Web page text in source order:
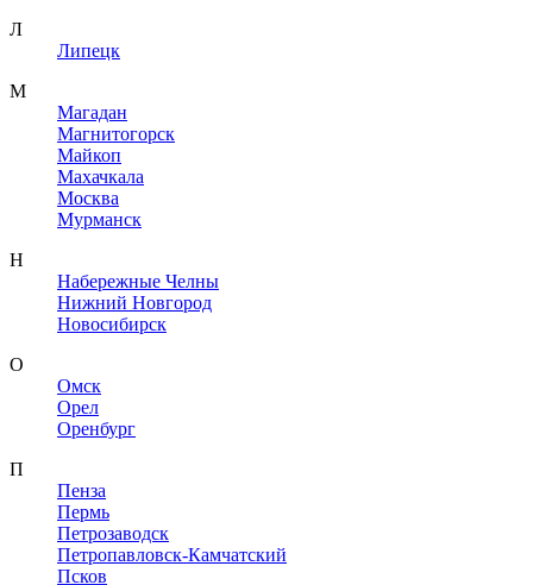
Л
Липецк
М
Магадан
Магнитогорск
Майкоп
Махачкала
Москва
Мурманск
Н
Набережные Челны
Нижний Новгород
Новосибирск
О
Омск
Орел
Оренбург
П
Пенза
Пермь
Петрозаводск
Петропавловск-Камчатский
Псков